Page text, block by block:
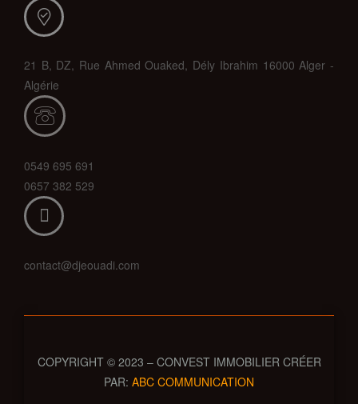
21 B, DZ, Rue Ahmed Ouaked, Dély Ibrahim 16000 Alger -
Algérie
0549 695 691
0657 382 529
contact@djeouadi.com
COPYRIGHT © 2023 – CONVEST IMMOBILIER CRÉER
PAR: ABC COMMUNICATION